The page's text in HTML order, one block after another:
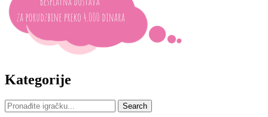
Kategorije
Search